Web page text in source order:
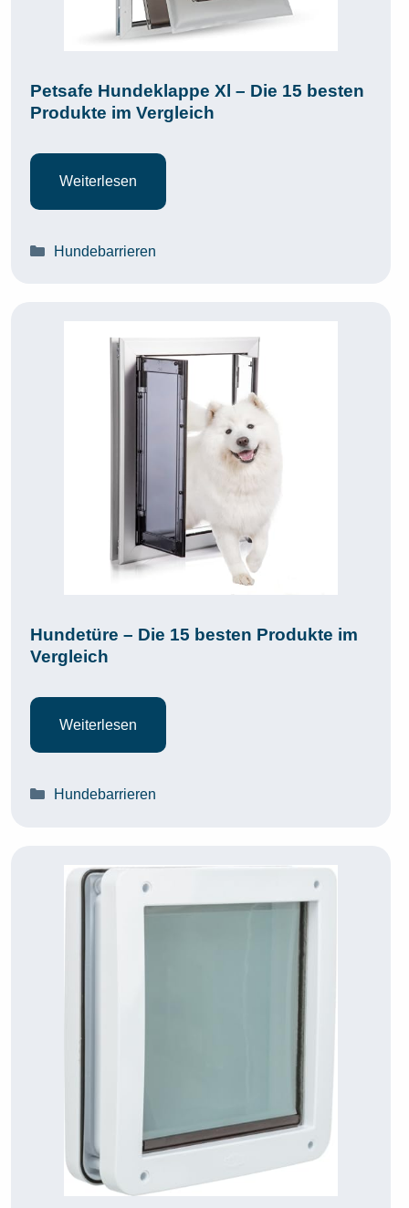
Petsafe Hundeklappe Xl – Die 15 besten
Produkte im Vergleich
Weiterlesen
Kategorien
Hundebarrieren
Hundetüre – Die 15 besten Produkte im
Vergleich
Weiterlesen
Kategorien
Hundebarrieren